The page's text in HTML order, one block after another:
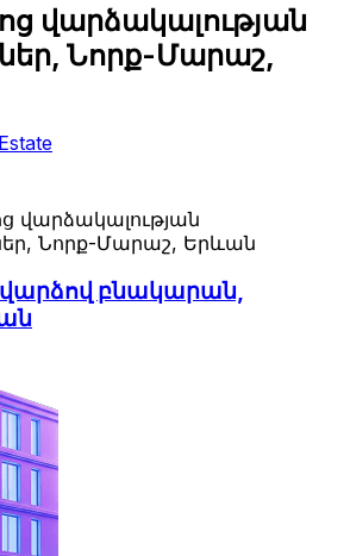
վարձակալության
Նորք-Մարաշ,
վարձակալության
Նորք-Մարաշ, Երևան
վարձով բնակարան,